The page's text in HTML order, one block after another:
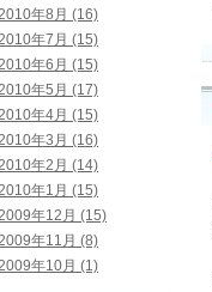
年8月 (16)
年7月 (15)
年6月 (15)
年5月 (17)
年4月 (15)
年3月 (16)
年2月 (14)
年1月 (15)
年12月 (15)
年11月 (8)
年10月 (1)